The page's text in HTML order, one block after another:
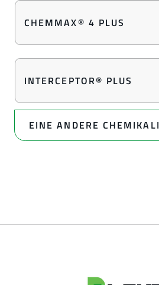
CHEMMAX® 4 PLUS
INTERCEPTOR® PLUS
EINE ANDERE